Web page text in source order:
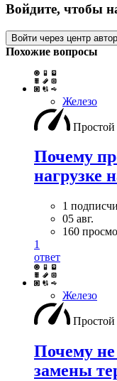
Войдите, чтобы
Войти через центр
Похожие вопросы
Железо
Простой
Почему
нагрузке
1
05 авг.
160
1
ответ
Железо
Простой
Почему
замены